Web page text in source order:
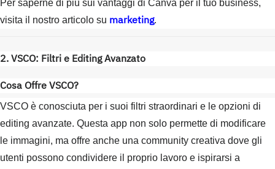
Per saperne di più sui vantaggi di Canva per il tuo business,
visita il nostro articolo su marketing.
2. VSCO: Filtri e Editing Avanzato
Cosa Offre VSCO?
VSCO è conosciuta per i suoi filtri straordinari e le opzioni di
editing avanzate. Questa app non solo permette di modificare
le immagini, ma offre anche una community creativa dove gli
utenti possono condividere il proprio lavoro e ispirarsi a